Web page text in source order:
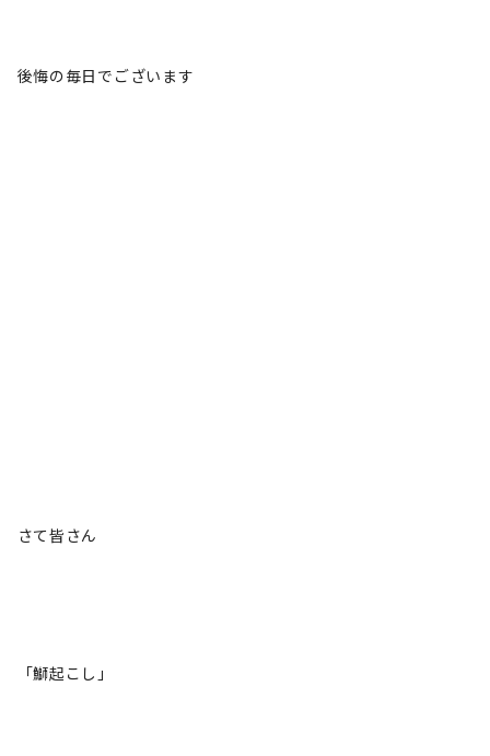
後悔の毎日でございます
さて皆さん
「鰤起こし」